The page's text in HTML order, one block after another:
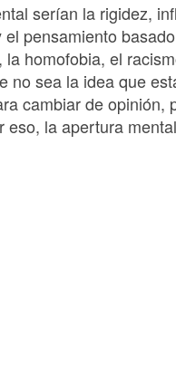
serían la rigidez,
pensamiento
homofobia, el
no sea la idea que
cambiar de
eso, la apertura